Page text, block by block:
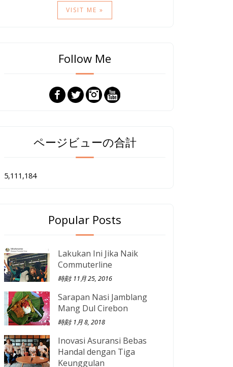
VISIT ME »
Follow Me
ページビューの合計
5,111,184
Popular Posts
Lakukan Ini Jika Naik
Commuterline
時刻: 11月 25, 2016
Sarapan Nasi Jamblang
Mang Dul Cirebon
時刻: 1月 8, 2018
Inovasi Asuransi Bebas
Handal dengan Tiga
Keunggulan